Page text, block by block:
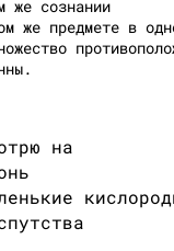
же сознании
же предмете в
на